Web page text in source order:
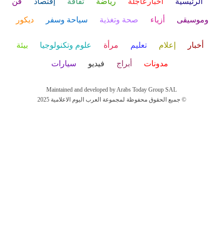
وموسيقى أزياء صحة وتغذية سياحة وسفر ديكور
أخبار إعلام تعليم مرأة علوم وتكنولوجيا بيئة
مدونات أبراج فيديو سيارات
Maintained and developed by Arabs Today Group SAL
جميع الحقوق محفوظة لمجموعة العرب اليوم الاعلامية 2025 ©